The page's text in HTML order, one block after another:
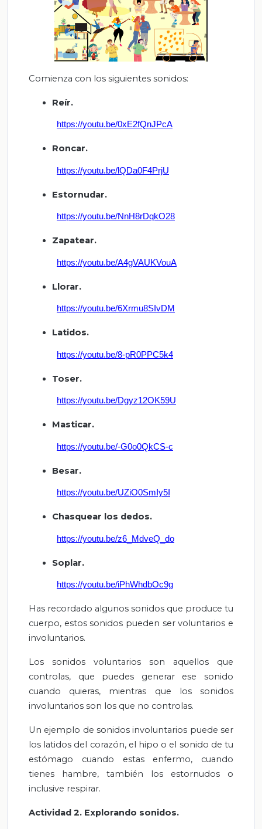
Comienza con los siguientes sonidos:
Reír.
https://youtu.be/0xE2fQnJPcA
Roncar.
https://youtu.be/lQDa0F4PrjU
Estornudar.
https://youtu.be/NnH8rDqkO28
Zapatear.
https://youtu.be/A4gVAUKVouA
Llorar.
https://youtu.be/6Xrmu8SIvDM
Latidos.
https://youtu.be/8-pR0PPC5k4
Toser.
https://youtu.be/Dgyz12OK59U
Masticar.
https://youtu.be/-G0o0QkCS-c
Besar.
https://youtu.be/UZiO0SmIy5I
Chasquear los dedos.
https://youtu.be/z6_MdveQ_do
Soplar.
https://youtu.be/iPhWhdbOc9g
Has recordado algunos sonidos que produce tu
cuerpo, estos sonidos pueden ser voluntarios e
involuntarios.
Los sonidos voluntarios son aquellos que
controlas, que puedes generar ese sonido
cuando quieras, mientras que los sonidos
involuntarios son los que no controlas.
Un ejemplo de sonidos involuntarios puede ser
los latidos del corazón, el hipo o el sonido de tu
estómago cuando estas enfermo, cuando
tienes hambre, también los estornudos o
inclusive respirar.
Actividad 2. Explorando sonidos.